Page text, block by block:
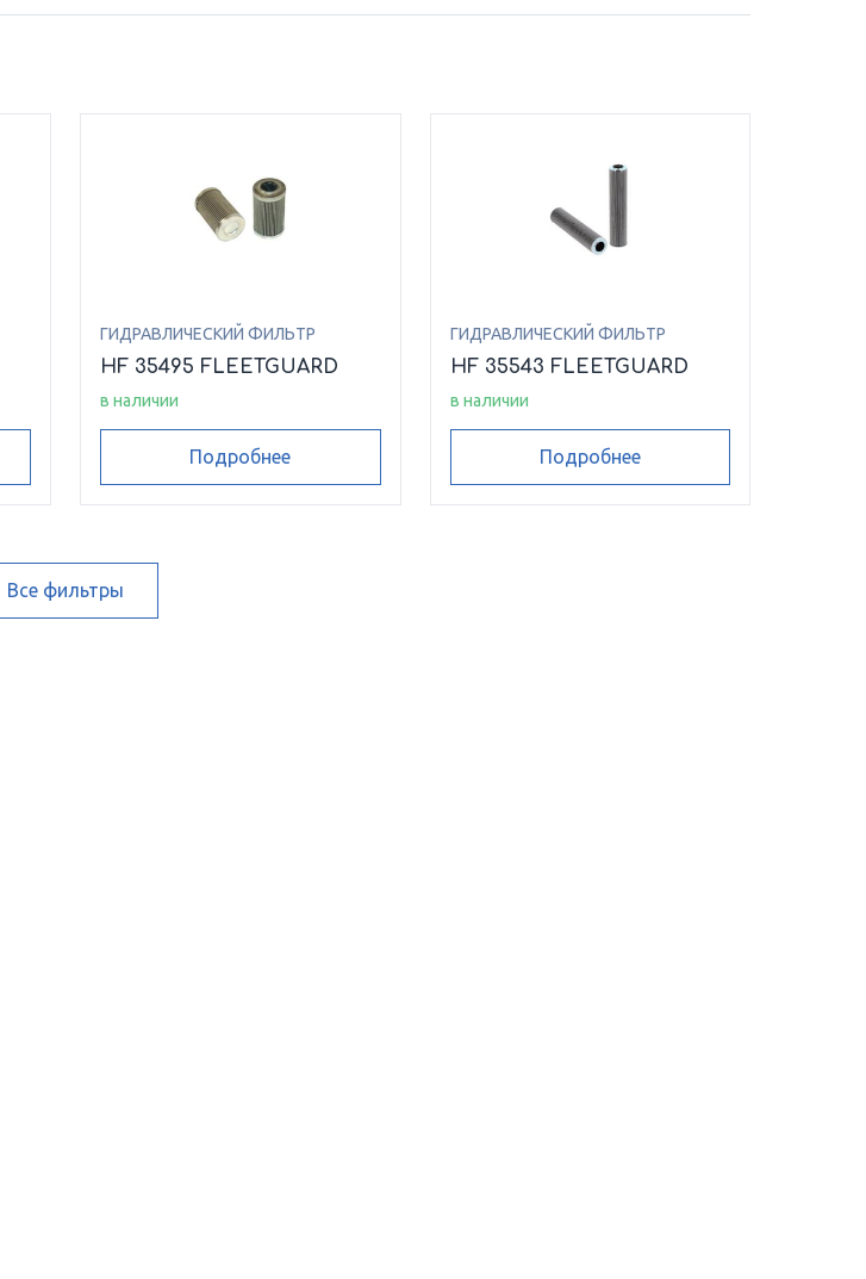
ГИДРАВЛИЧЕСКИЙ ФИЛЬТР
HF 35495 FLEETGUARD
в наличии
Подробнее
ГИДРАВЛИЧЕСКИЙ ФИЛЬТР
HF 35543 FLEETGUARD
в наличии
Подробнее
Все фильтры